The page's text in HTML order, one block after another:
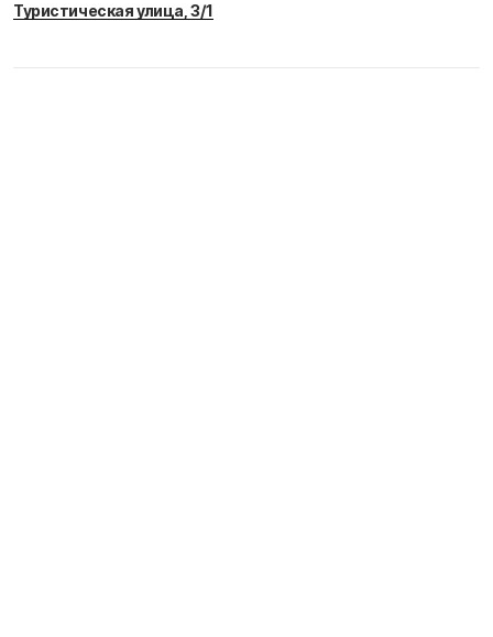
Туристическая улица, 3/1